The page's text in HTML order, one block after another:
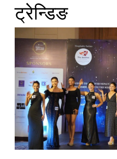
ट्रेन्डिङ